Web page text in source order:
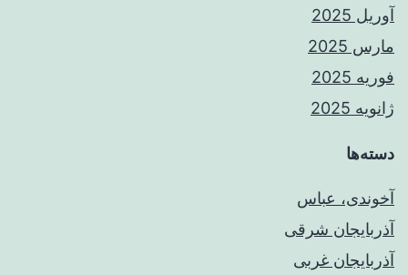
آوریل 2025
مارس 2025
فوریه 2025
ژانویه 2025
دسته‌ها
آخوندی، عباس
آذربایجان شرقی
آذربایجان غربی